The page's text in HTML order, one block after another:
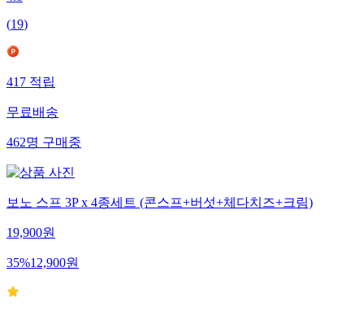
(19)
417적립
무료배송
462명구매중
보노 스프 3P x 4종세트 (콘스프+버섯+체다치즈+크림)
19,900원
35%12,900원